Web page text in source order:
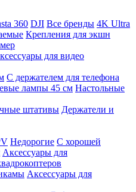
360 DJI Все бренды 4K Ultra
Крепления для экшн
для видео
C держателем для телефона
лампы 45 см Настольные
штативы Держатели и
Недорогие С хорошей
Аксессуары для
Аксессуары для